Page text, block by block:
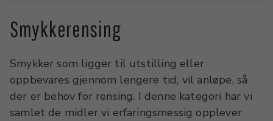
Smykkerensing
Smykker som ligger til utstilling eller
oppbevares gjennom lengere tid, vil anløpe, så
der er behov for rensing. I denne kategori har vi
samlet de midler vi erfaringsmessig opplever